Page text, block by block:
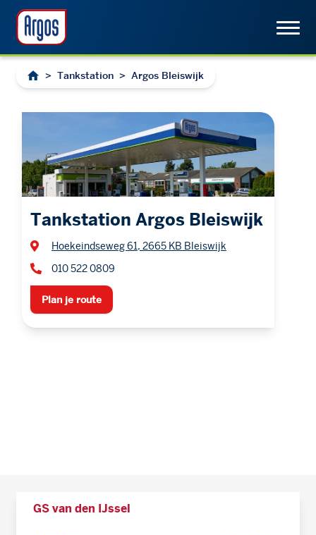
> Tankstation > Argos Bleiswijk
Tankstation Argos Bleiswijk
Hoekeindseweg 61, 2665 KB Bleiswijk
010 522 0809
Plan je route
GS van den IJssel